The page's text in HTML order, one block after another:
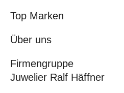
Top Marken
Über uns
Firmengruppe
Juwelier Ralf Häffner